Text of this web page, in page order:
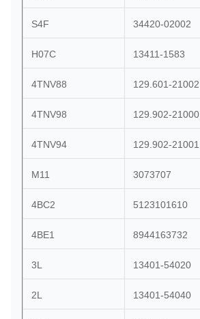
S4F 34420-02002
H07C 13411-1583
4TNV88 129.601-21002
4TNV98 129.902-21000
4TNV94 129.902-21001
M11 3073707
4BC2 5123101610
4BE1 8944163732
3L 13401-54020
2L 13401-54040